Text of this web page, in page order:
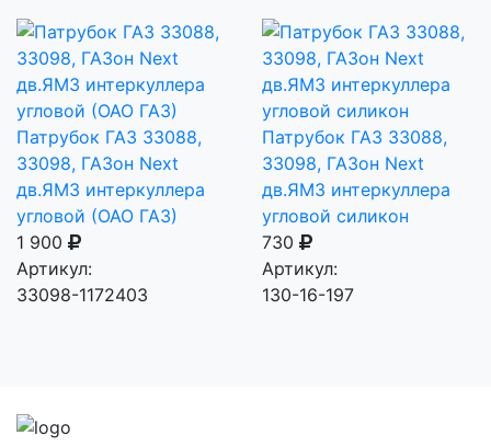
Патрубок ГАЗ 33088,
33098, ГАЗон Next
дв.ЯМЗ интеркуллера
угловой (ОАО ГАЗ)
1 900
Артикул:
33098-1172403
Патрубок ГАЗ 33088,
33098, ГАЗон Next
дв.ЯМЗ интеркуллера
угловой силикон
730
Артикул:
130-16-197